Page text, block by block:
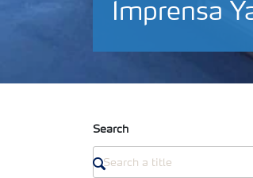
Imprensa
Search